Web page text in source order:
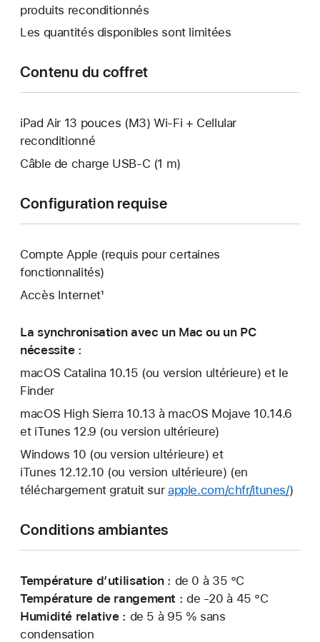
produits reconditionnés
Les quantités disponibles sont limitées
Contenu du coffret
iPad Air 13 pouces (M3) Wi-Fi + Cellular
reconditionné
Câble de charge USB‑C (1 m)
Configuration requise
Compte Apple (requis pour certaines
fonctionnalités)
Accès Internet¹
La synchronisation avec un Mac ou un PC
nécessite :
macOS Catalina 10.15 (ou version ultérieure) et le
Finder
macOS High Sierra 10.13 à macOS Mojave 10.14.6
et iTunes 12.9 (ou version ultérieure)
Windows 10 (ou version ultérieure) et
iTunes 12.12.10 (ou version ultérieure) (en
téléchargement gratuit sur apple.com/chfr/itunes/)
Conditions ambiantes
Température d’utilisation : de 0 à 35 °C
Température de rangement : de -20 à 45 °C
Humidité relative : de 5 à 95 % sans
condensation